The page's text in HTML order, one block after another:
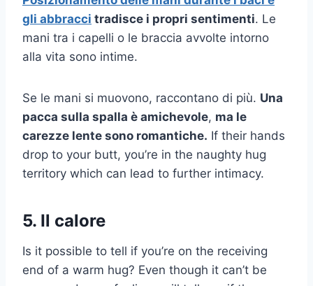
gli abbracci tradisce i propri sentimenti. Le
mani tra i capelli o le braccia avvolte intorno
alla vita sono intime.
Se le mani si muovono, raccontano di più. Una
pacca sulla spalla è amichevole, ma le
carezze lente sono romantiche. If their hands
drop to your butt, you’re in the naughty hug
territory which can lead to further intimacy.
5. Il calore
Is it possible to tell if you’re on the receiving
end of a warm hug? Even though it can’t be